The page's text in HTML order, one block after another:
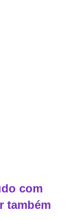
com
também